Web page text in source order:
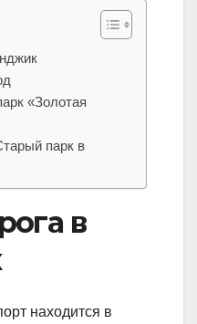
«Золотая
парк в
в
находится в